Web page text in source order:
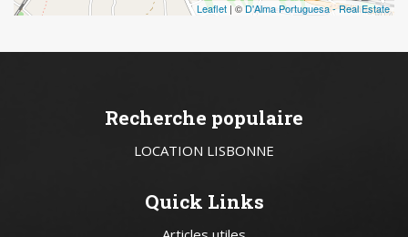
Leaflet | © D'Alma Portuguesa - Real Estate
Recherche populaire
LOCATION LISBONNE
Quick Links